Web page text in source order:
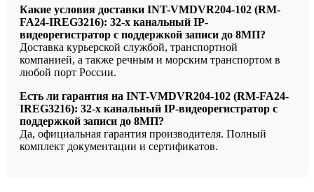
Какие условия доставки INT-VMDVR204-102 (RM-
FA24-IREG3216): 32-х канальный IP-
видеорегистратор с поддержкой записи до 8МП?
Доставка курьерской службой, транспортной
компанией, а также речным и морским транспортом в
любой порт России.
Есть ли гарантия на INT-VMDVR204-102 (RM-FA24-
IREG3216): 32-х канальный IP-видеорегистратор с
поддержкой записи до 8МП?
Да, официальная гарантия производителя. Полный
комплект документации и сертификатов.